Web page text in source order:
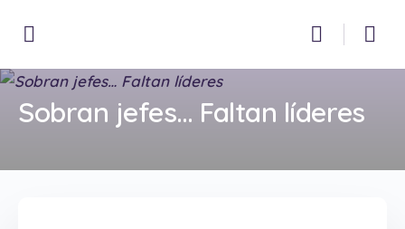
Sobran jefes… Faltan líderes